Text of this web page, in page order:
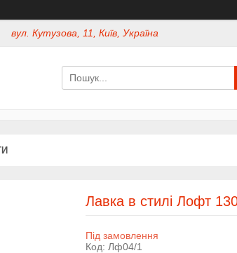
вул. Кутузова, 11, Київ, Україна
Лавка в стилі Лофт
Під замовлення
Код: Лф04/1